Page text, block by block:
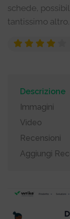
schede,
tantissimo altro.
Descrizione
Immagini
Video
Recensioni
Aggiungi